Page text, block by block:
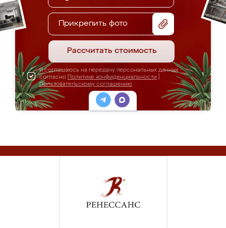
Прикрепить фото
Рассчитать стоимость
Я соглашаюсь на передачу персональных данных
согласно Политике конфиденциальности
Пользовательскому соглашению